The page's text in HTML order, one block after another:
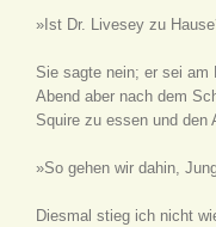
»Ist Dr. Livesey zu
Sie sagte nein; er sei am
Abend aber nach dem
Squire zu essen und den
»So gehen wir dahin,
Diesmal stieg ich nicht